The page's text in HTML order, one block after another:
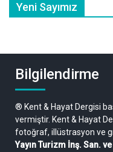
Yeni Sayımız
Bilgilendirme
® Kent & Hayat Dergisi
vermiştir. Kent & Hayat
fotoğraf, illüstrasyon ve
Yayın Turizm İnş. San.